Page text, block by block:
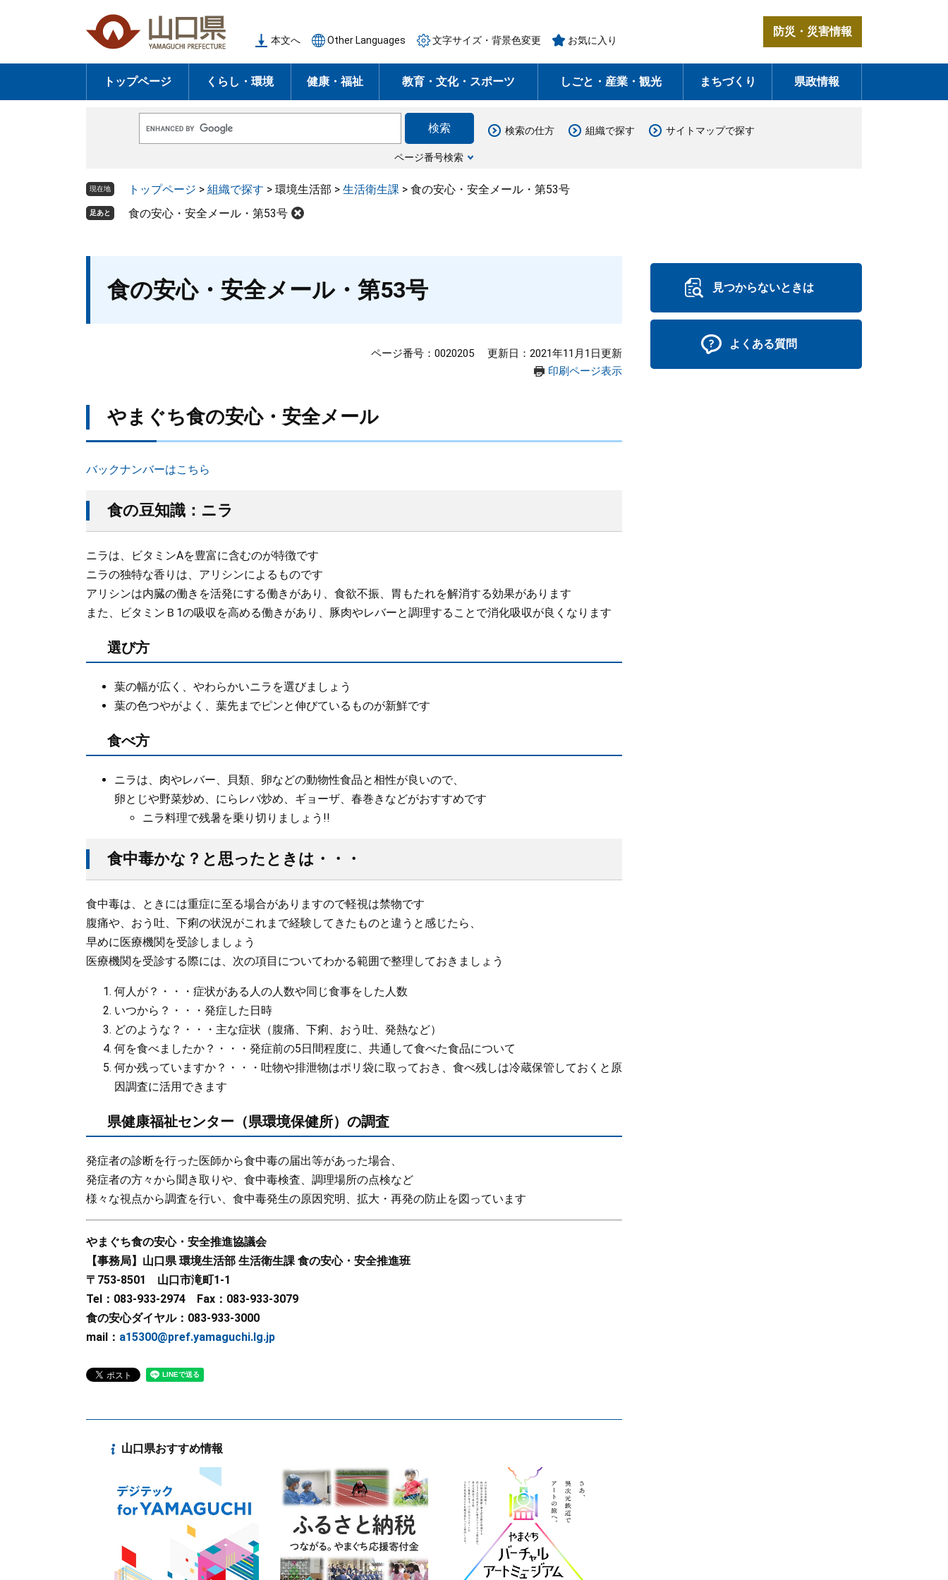
の
頭
ー
飛
本文へ Other Languages 文字サイズ・背景色変更 お気に入り
防災・災害情報
トップページ くらし・環境 健康・福祉 教育・文化・スポーツ しごと・産業・観光 まちづくり 県政情報
o
e
ス
ページ番号検索
検索の仕方 組織で探す サイトマップで探す
現在地 トップページ > 組織で探す > 環境生活部 > 生活衛生課 > 食の安心・安全メール・第53号
足あと 食の安心・安全メール・第53号
食の安心・安全メール・第53号
ページ番号：0020205
更新日：2021年11月1日更新
印刷ページ表示
​やまぐち食の安心・安全メール
バックナンバーはこちら
食の豆知識：ニラ
ニラは、ビタミンAを豊富に含むのが特徴です
ニラの独特な香りは、アリシンによるものです
アリシンは内臓の働きを活発にする働きがあり、食欲不振、胃もたれを解消する効果があります
また、ビタミンＢ1の吸収を高める働きがあり、豚肉やレバーと調理することで消化吸収が良くなります
選び方
葉の幅が広く、やわらかいニラを選びましょう
葉の色つやがよく、葉先までピンと伸びているものが新鮮です
食べ方
ニラは、肉やレバー、貝類、卵などの動物性食品と相性が良いので、
​卵とじや野菜炒め、にらレバ炒め、ギョーザ、春巻きなどがおすすめです
ニラ料理で残暑を乗り切りましょう!!
食中毒かな？と思ったときは・・・
食中毒は、ときには重症に至る場合がありますので軽視は禁物です
腹痛や、おう吐、下痢の状況がこれまで経験してきたものと違うと感じたら、
早めに医療機関を受診しましょう
医療機関を受診する際には、次の項目についてわかる範囲で整理しておきましょう
何人が？・・・症状がある人の人数や同じ食事をした人数
いつから？・・・発症した日時
どのような？・・・主な症状（腹痛、下痢、おう吐、発熱など）
何を食べましたか？・・・発症前の5日間程度に、共通して食べた食品について
何か残っていますか？・・・吐物や排泄物はポリ袋に取っておき、食べ残しは冷蔵保管しておくと原
因調査に活用できます
県健康福祉センター（県環境保健所）の調査
発症者の診断を行った医師から食中毒の届出等があった場合、
発症者の方々から聞き取りや、食中毒検査、調理場所の点検など
様々な視点から調査を行い、食中毒発生の原因究明、拡大・再発の防止を図っています
やまぐち食の安心・安全推進協議会
【事務局】山口県 環境生活部 生活衛生課 食の安心・安全推進班
〒753-8501 山口市滝町1-1
Tel：083-933-2974 Fax：083-933-3079
食の安心ダイヤル：083-933-3000
mail： a15300@pref.yamaguchi.lg.jp
山口県おすすめ情報
見つからないときは
よくある質問